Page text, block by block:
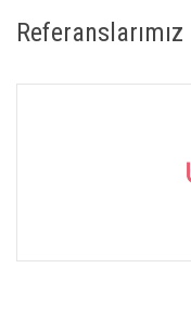
Referanslarımız